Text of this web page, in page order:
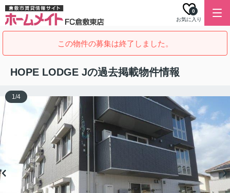
お気に入り
0
この物件の募集は終了しました。
HOPE LODGE Jの過去掲載物件情報
1/4